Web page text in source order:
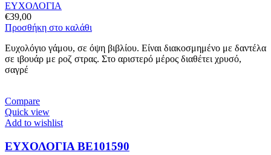
ΕΥΧΟΛΟΓΙΑ
€39,00
Προσθήκη στο καλάθι
Ευχολόγιο γάμου, σε όψη βιβλίου. Είναι διακοσμημένο με δαντέλα
σε ιβουάρ με ροζ στρας. Στο αριστερό μέρος διαθέτει χρυσό,
σαγρέ
Compare
Quick view
Add to wishlist
ΕΥΧΟΛΟΓΙΑ BE101590